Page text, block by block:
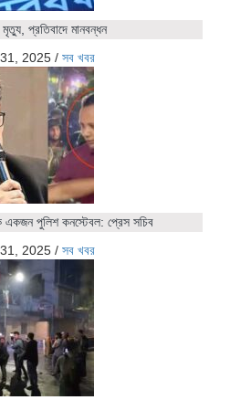
প্রতিবাদে মানবন্ধন
2025 / সব খবর
একজন পুলিশ কনস্টেবল: প্রেস সচিব
2025 / সব খবর